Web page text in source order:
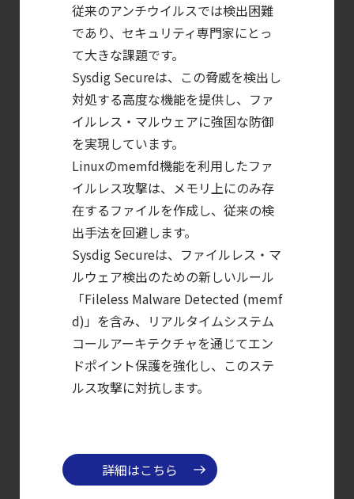
Workload
Protection
Platform）とは？
クラウドワークロードを守る最新セキュリテ
【ブログ】
AWS/GCP
標準ツールでは守れない？
Falco を超える
Sysdig Secure
によるセキュリティの新常識
【ブログ】
AIワークロードのコンテナセキュリティ
｜LLM・
GPU環境を守る新しい視点
【ブログ】
サーバ・
Illumio連携における自動隔離検証
従来のアンチウイルスでは検出困難
であり、セキュリティ専門家にとっ
て大きな課題です。
Sysdig Secureは、この脅威を検出し
対処する高度な機能を提供し、ファ
イルレス・マルウェアに強固な防御
を実現しています。
Linuxのmemfd機能を利用したファ
イルレス攻撃は、メモリ上にのみ存
在するファイルを作成し、従来の検
出手法を回避します。
Sysdig Secureは、ファイルレス・マ
ルウェア検出のための新しいルール
「Fileless Malware Detected (memf
d)」を含み、リアルタイムシステム
コールアーキテクチャを通じてエン
ドポイント保護を強化し、このステ
ルス攻撃に対抗します。
詳細はこちら